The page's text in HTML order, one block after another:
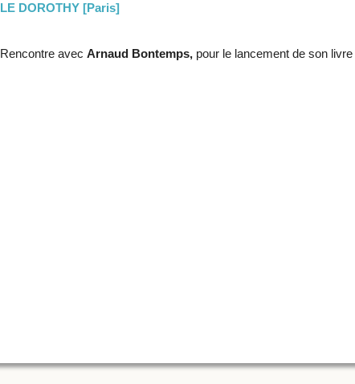
LE DOROTHY [Paris]
Rencontre avec Arnaud Bontemps,pour le lancement de son livre